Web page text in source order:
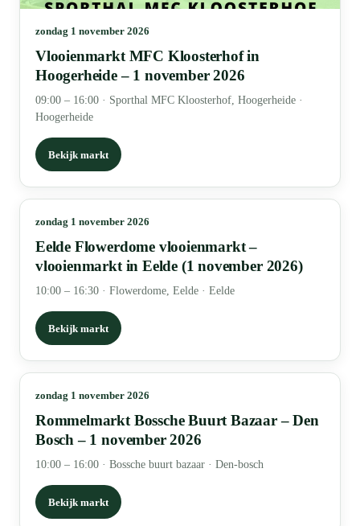
zondag 1 november 2026
Vlooienmarkt MFC Kloosterhof in
Hoogerheide – 1 november 2026
09:00 – 16:00 · Sporthal MFC Kloosterhof, Hoogerheide ·
Hoogerheide
Bekijk markt
zondag 1 november 2026
Eelde Flowerdome vlooienmarkt –
vlooienmarkt in Eelde (1 november 2026)
10:00 – 16:30 · Flowerdome, Eelde · Eelde
Bekijk markt
zondag 1 november 2026
Rommelmarkt Bossche Buurt Bazaar – Den
Bosch – 1 november 2026
10:00 – 16:00 · Bossche buurt bazaar · Den-bosch
Bekijk markt